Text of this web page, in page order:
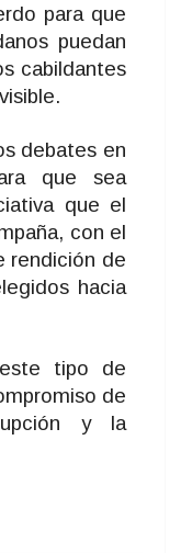
para que
puedan
cabildantes
debates en
que sea
que el
con el
rendición de
hacia
tipo de
de
y la